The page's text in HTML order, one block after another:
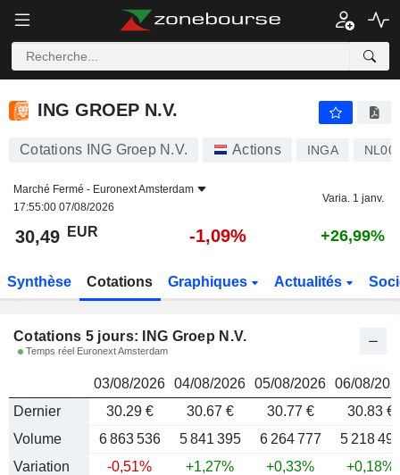
ING GROEP N.V. 30,49
ING GROEP N.V.
Cotations ING Groep N.V. Actions INGA
Marché Fermé - Euronext Amsterdam
17:55:00 07/08/2026
Varia. 1 janv.
30,49 EUR -1,09% +26,99%
Synthèse Cotations Graphiques Actualités
Cotations 5 jours: ING Groep N.V.
Temps réel Euronext Amsterdam
03/08/2026 04/08/2026 05/08/2026 06/08/
Dernier
30.29 € 30.67 € 30.77 €
30.83 €
Volume
6 863 536 5 841 395 6 264 777
5 218
Variation
-0,51% +1,27% +0,33%
+0,18%